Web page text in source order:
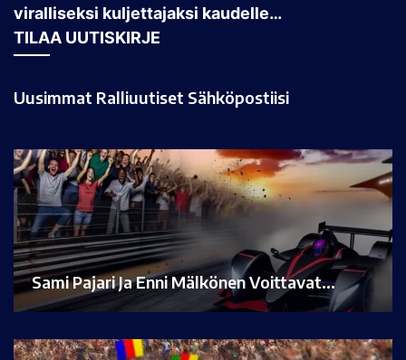
viralliseksi kuljettajaksi kaudelle…
TILAA UUTISKIRJE
Uusimmat Ralliuutiset Sähköpostiisi
Sami Pajari Ja Enni Mälkönen Voittavat…